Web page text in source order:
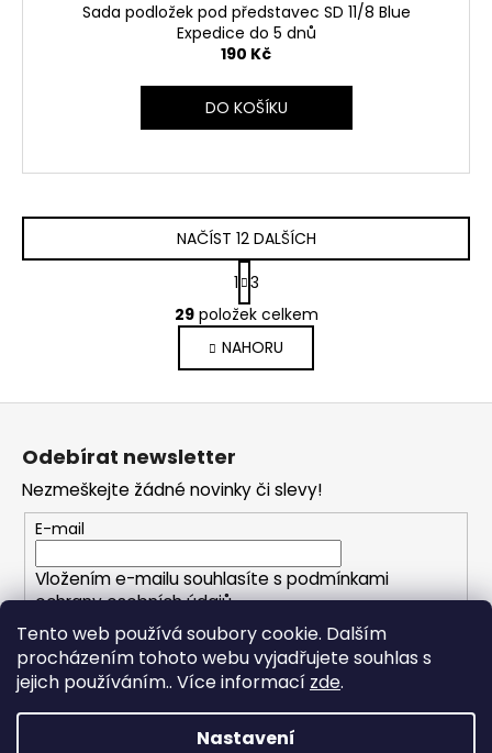
Tento web používá soubory cookie. Dalším
procházením tohoto webu vyjadřujete souhlas s
jejich používáním.. Více informací zde.
Nastavení
Sada podložek pod představec SD 11/8 Blue
Expedice do 5 dnů
190 Kč
DO KOŠÍKU
O
v
l
á
d
p
r
v
k
y
ý
p
i
s
u
NAČÍST 12 DALŠÍCH
S
t
r
á
n
k
o
í
1 3
29položek celkem
NAHORU
Odebírat newsletter
Nezmeškejte žádné novinky či slevy!
E-mail
Vložením e-mailu souhlasíte spodmínkami
ochrany osobních údajů
PŘIHLÁSIT SE